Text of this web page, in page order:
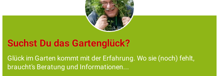
Suchst Du das Gartenglück?
Glück im Garten kommt mit der Erfahrung. Wo sie (noch) fehlt,
braucht's Beratung und Informationen...